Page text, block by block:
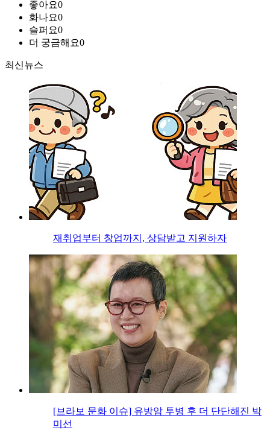
좋아요0
화나요0
슬퍼요0
더 궁금해요0
최신뉴스
재취업부터 창업까지, 상담받고 지원하자
[브라보 문화 이슈] 유방암 투병 후 더 단단해진 박
미선